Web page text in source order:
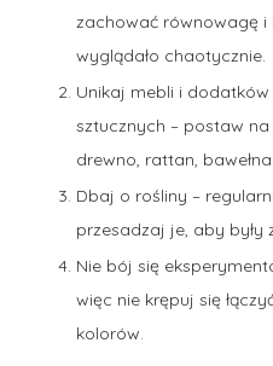
zachować równowagę i
wyglądało chaotycznie.
Unikaj mebli i
sztucznych – postaw
drewno, rattan,
Dbaj o rośliny –
przesadzaj je, aby były
Nie bój się
więc nie krępuj się
kolorów.